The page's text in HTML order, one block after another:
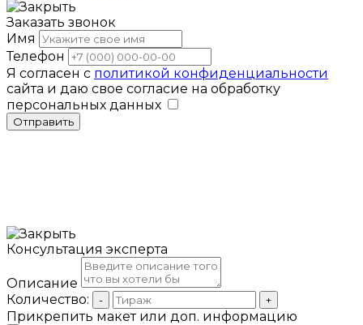
Заказать звонок
Имя
Телефон
Я согласен с политикой конфиденциальности
сайта и даю свое согласие на обработку
персональных данных
Отправить
Консультация эксперта
Описание
Количество:
- +
Прикрепить макет или доп. информацию